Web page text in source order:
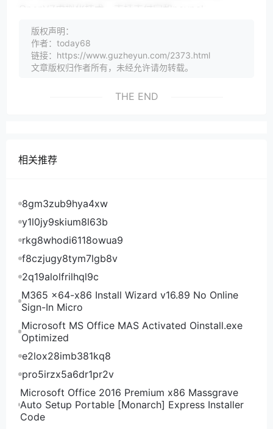
OpenVZ虚拟化技术，支持支付宝和paypal。
DediPath优惠促销活动
DediPath2023年Cinco de Mayo促销
DediPath优惠码cincodemayo15 独
DediPath的独立服务器在美国好几个机房都有，全部
机房 CPU 内存 硬盘 优惠15%价 购买地址 洛杉矶 E3-
SSD 38.25美元/月 点此购买 拉斯维加斯 E3-1231v3
16G 2TB HDD或120GB SSD 38.25美元/月 点此购买
杰克逊维尔 E3-1231v3 16G 2TB HDD或1TB SSD
38.25美元/月 点此购买 丹佛 E3-1270v2 16G 2TB
HDD或250GB SSD 42.5美元/月 点此购买 亚特兰大
E5-2690v2 32G 500GB SSD 170美元/月 点此购买
凤凰城 E3-1270v2 16G 2TB HDD或1TB SSD 42.5美
元/月 点此购买 圣何塞 E3-1270v2 16G 2TB HDD或
1TB SSD 42.5美元/月 点此购买
DediPath的VDS混合服务器100%资源专用，免费5G
DDOS防御，可选windows操作系统，美国洛杉矶机
房，都是至少5个IP的多ip vps：
CPU 内存 硬盘 月流量 带宽 IPv4 优惠15%价 购买地
址 2核E3-1270v2 4G 110G SSD 30TB 1Gbps 5个
版权声明：
作者：today68
链接：https://www.guzheyun.com/2373.html
文章版权归作者所有，未经允许请勿转载。
THE END
相关推荐
8gm3zub9hya4xw
y1l0jy9skium8l63b
rkg8whodi6118owua9
f8czjugy8tym7lgb8v
2q19alolfrilhql9c
M365 x64-x86 Install Wizard v16.89 No Online
Sign-In Micro
Microsoft MS Office MAS Activated Oinstall.exe
Optimized
e2lox28imb381kq8
pro5irzx5a6dr1pr2v
Microsoft Office 2016 Premium x86 Massgrave
Auto Setup Portable [Monarch] Express Installer
Code